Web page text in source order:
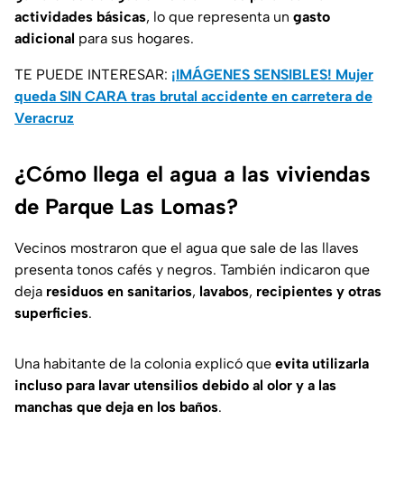
actividades básicas, lo que representa un gasto
adicional para sus hogares.
TE PUEDE INTERESAR: ¡IMÁGENES SENSIBLES! Mujer
queda SIN CARA tras brutal accidente en carretera de
Veracruz
¿Cómo llega el agua a las viviendas
de Parque Las Lomas?
Vecinos mostraron que el agua que sale de las llaves
presenta tonos cafés y negros. También indicaron que
deja residuos en sanitarios, lavabos, recipientes y otras
superficies.
Una habitante de la colonia explicó que evita utilizarla
incluso para lavar utensilios debido al olor y a las
manchas que deja en los baños.